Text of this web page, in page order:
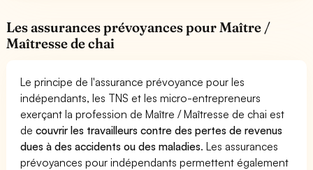
Les assurances prévoyances pour Maître /
Maîtresse de chai
Le principe de l'assurance prévoyance pour les
indépendants, les TNS et les micro-entrepreneurs
exerçant la profession de Maître / Maîtresse de chai est
decouvrir les travailleurs contre des pertes de revenus
dues à des accidents ou des maladies. Les assurances
prévoyances pour indépendants permettent également